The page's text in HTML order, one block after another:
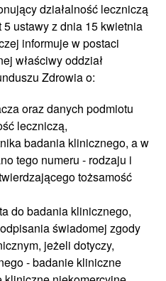
działalność leczniczą
ustawy z dnia 15 kwietnia
informuje w postaci
właściwy oddział
Zdrowia o:
oraz danych podmiotu
leczniczą,
badania klinicznego, a w
tego numeru - rodzaju i
tożsamość
do badania klinicznego,
świadomej zgody
jeżeli dotyczy,
- badanie kliniczne